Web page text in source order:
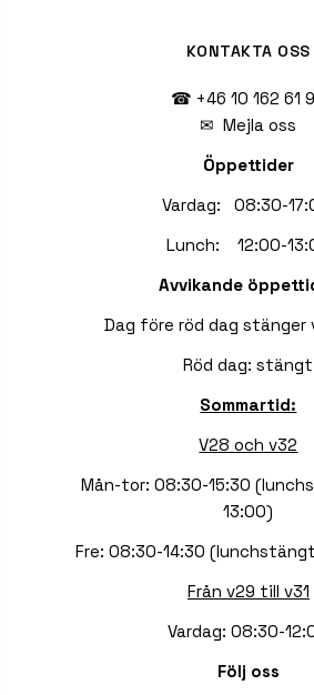
KONTAKTA OSS
☎ +46 10 162 61
✉Mejla oss
Öppettider
Vardag: 08:30-
Lunch: 12:00-
Avvikande
Dag före röd dag stänger
Röd dag: stängt
Sommartid:
V28 och v32
Mån-tor: 08:30-15:30
13:00)
Fre: 08:30-14:30
Från v29 till v31
Vardag: 08:30-
Följ oss